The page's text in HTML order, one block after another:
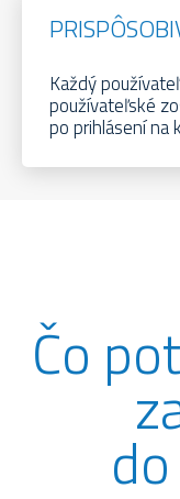
Každý
používateľské
po prihlásení na
Čo